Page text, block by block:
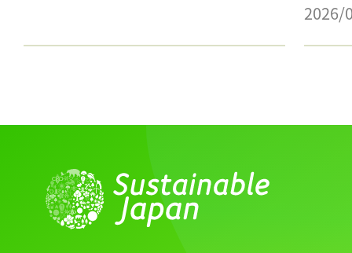
2026/